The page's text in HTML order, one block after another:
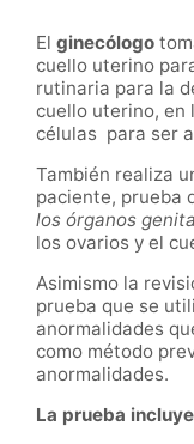
El ginecólogo
cuello uterino
rutinaria para la
cuello uterino, en
células para ser
También realiza
paciente, prueba
los órganos
los ovarios y el
Asimismo la
prueba que se
anormalidades
como método
anormalidades.
La prueba